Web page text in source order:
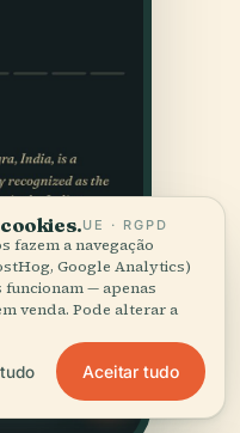
UE · RGPD
fazem a navegação
Google Analytics)
funcionam — apenas
venda. Pode alterar a
Aceitar tudo